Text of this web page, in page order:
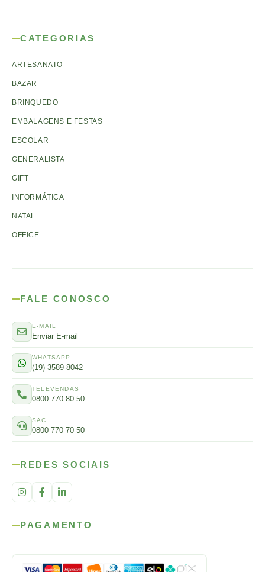
CATEGORIAS
ARTESANATO
BAZAR
BRINQUEDO
EMBALAGENS E FESTAS
ESCOLAR
GENERALISTA
GIFT
INFORMÁTICA
NATAL
OFFICE
FALE CONOSCO
E-MAIL
Enviar E-mail
WHATSAPP
(19) 3589-8042
TELEVENDAS
0800 770 80 50
SAC
0800 770 70 50
REDES SOCIAIS
PAGAMENTO